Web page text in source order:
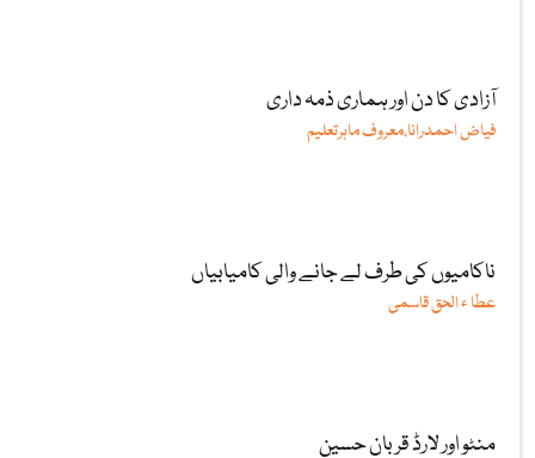
آزادی کا دن اور ہماری ذمہ داری
فیاض احمدرانا،معروف ماہرتعلیم
ناکامیوں کی طرف لے جانے والی کامیابیاں
عطا ء الحق قاسمی
منٹو اور لارڈ قربان حسین